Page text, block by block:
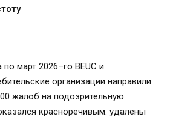
март 2026–го BEUC и
организации направили
жалоб на подозрительную
красноречивым: удалены